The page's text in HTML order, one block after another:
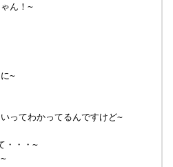
ん！~
~
ってわかってるんですけど~
・・・~